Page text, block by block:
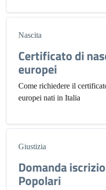
Nascita
Certificato di
europei
Come richiedere il
europei nati in Italia
Giustizia
Domanda
Popolari